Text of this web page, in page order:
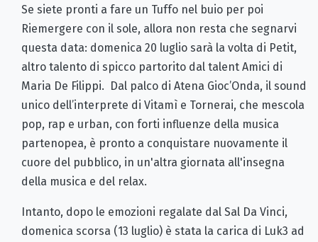
Se siete pronti a fare un Tuffo nel buio per poi
Riemergere con il sole, allora non resta che segnarvi
questa data: domenica 20 luglio sarà la volta di Petit,
altro talento di spicco partorito dal talent Amici di
Maria De Filippi. Dal palco di Atena Gioc’Onda, il sound
unico dell’interprete di Vitamì e Tornerai, che mescola
pop, rap e urban, con forti influenze della musica
partenopea, è pronto a conquistare nuovamente il
cuore del pubblico, in un'altra giornata all'insegna
della musica e del relax.
Intanto, dopo le emozioni regalate dal Sal Da Vinci,
domenica scorsa (13 luglio) è stata la carica di Luk3 ad